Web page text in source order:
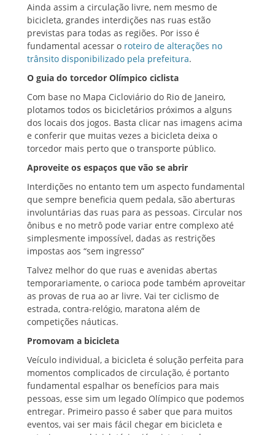
Ainda assim a circulação livre, nem mesmo de
bicicleta, grandes interdições nas ruas estão
previstas para todas as regiões. Por isso é
fundamental acessar o roteiro de alterações no
trânsito disponibilizado pela prefeitura.
O guia do torcedor Olímpico ciclista
Com base no Mapa Cicloviário do Rio de Janeiro,
plotamos todos os bicicletários próximos a alguns
dos locais dos jogos. Basta clicar nas imagens acima
e conferir que muitas vezes a bicicleta deixa o
torcedor mais perto que o transporte público.
Aproveite os espaços que vão se abrir
Interdições no entanto tem um aspecto fundamental
que sempre beneficia quem pedala, são aberturas
involuntárias das ruas para as pessoas. Circular nos
ônibus e no metrô pode variar entre complexo até
simplesmente impossível, dadas as restrições
impostas aos “sem ingresso”
Talvez melhor do que ruas e avenidas abertas
temporariamente, o carioca pode também aproveitar
as provas de rua ao ar livre. Vai ter ciclismo de
estrada, contra-relógio, maratona além de
competições náuticas.
Promovam a bicicleta
Veículo individual, a bicicleta é solução perfeita para
momentos complicados de circulação, é portanto
fundamental espalhar os benefícios para mais
pessoas, esse sim um legado Olímpico que podemos
entregar. Primeiro passo é saber que para muitos
eventos, vai ser mais fácil chegar em bicicleta e